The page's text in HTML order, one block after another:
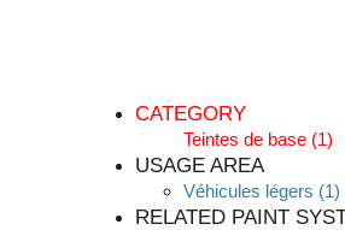
CATEGORY
Teintes de base (1)
USAGE AREA
Véhicules légers (1)
RELATED PAINT